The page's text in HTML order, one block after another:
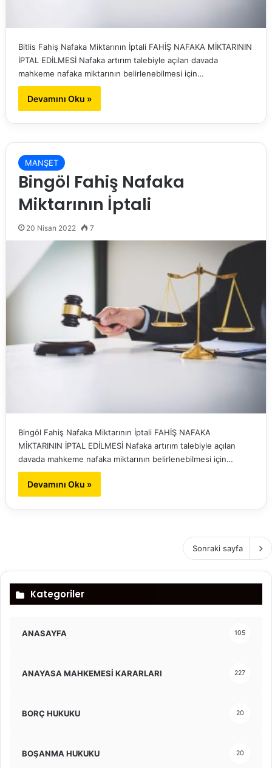
Bitlis Fahiş Nafaka Miktarının İptali FAHİŞ NAFAKA MİKTARININ
İPTAL EDİLMESİ Nafaka artırım talebiyle açılan davada
mahkeme nafaka miktarının belirlenebilmesi için…
Devamını Oku »
MANŞET
Bingöl Fahiş Nafaka
Miktarının İptali
20 Nisan 2022 7
Bingöl Fahiş Nafaka Miktarının İptali FAHİŞ NAFAKA
MİKTARININ İPTAL EDİLMESİ Nafaka artırım talebiyle açılan
davada mahkeme nafaka miktarının belirlenebilmesi için…
Devamını Oku »
Sonraki sayfa
Kategoriler
ANASAYFA 105
ANAYASA MAHKEMESİ KARARLARI 227
BORÇ HUKUKU 20
BOŞANMA HUKUKU 20